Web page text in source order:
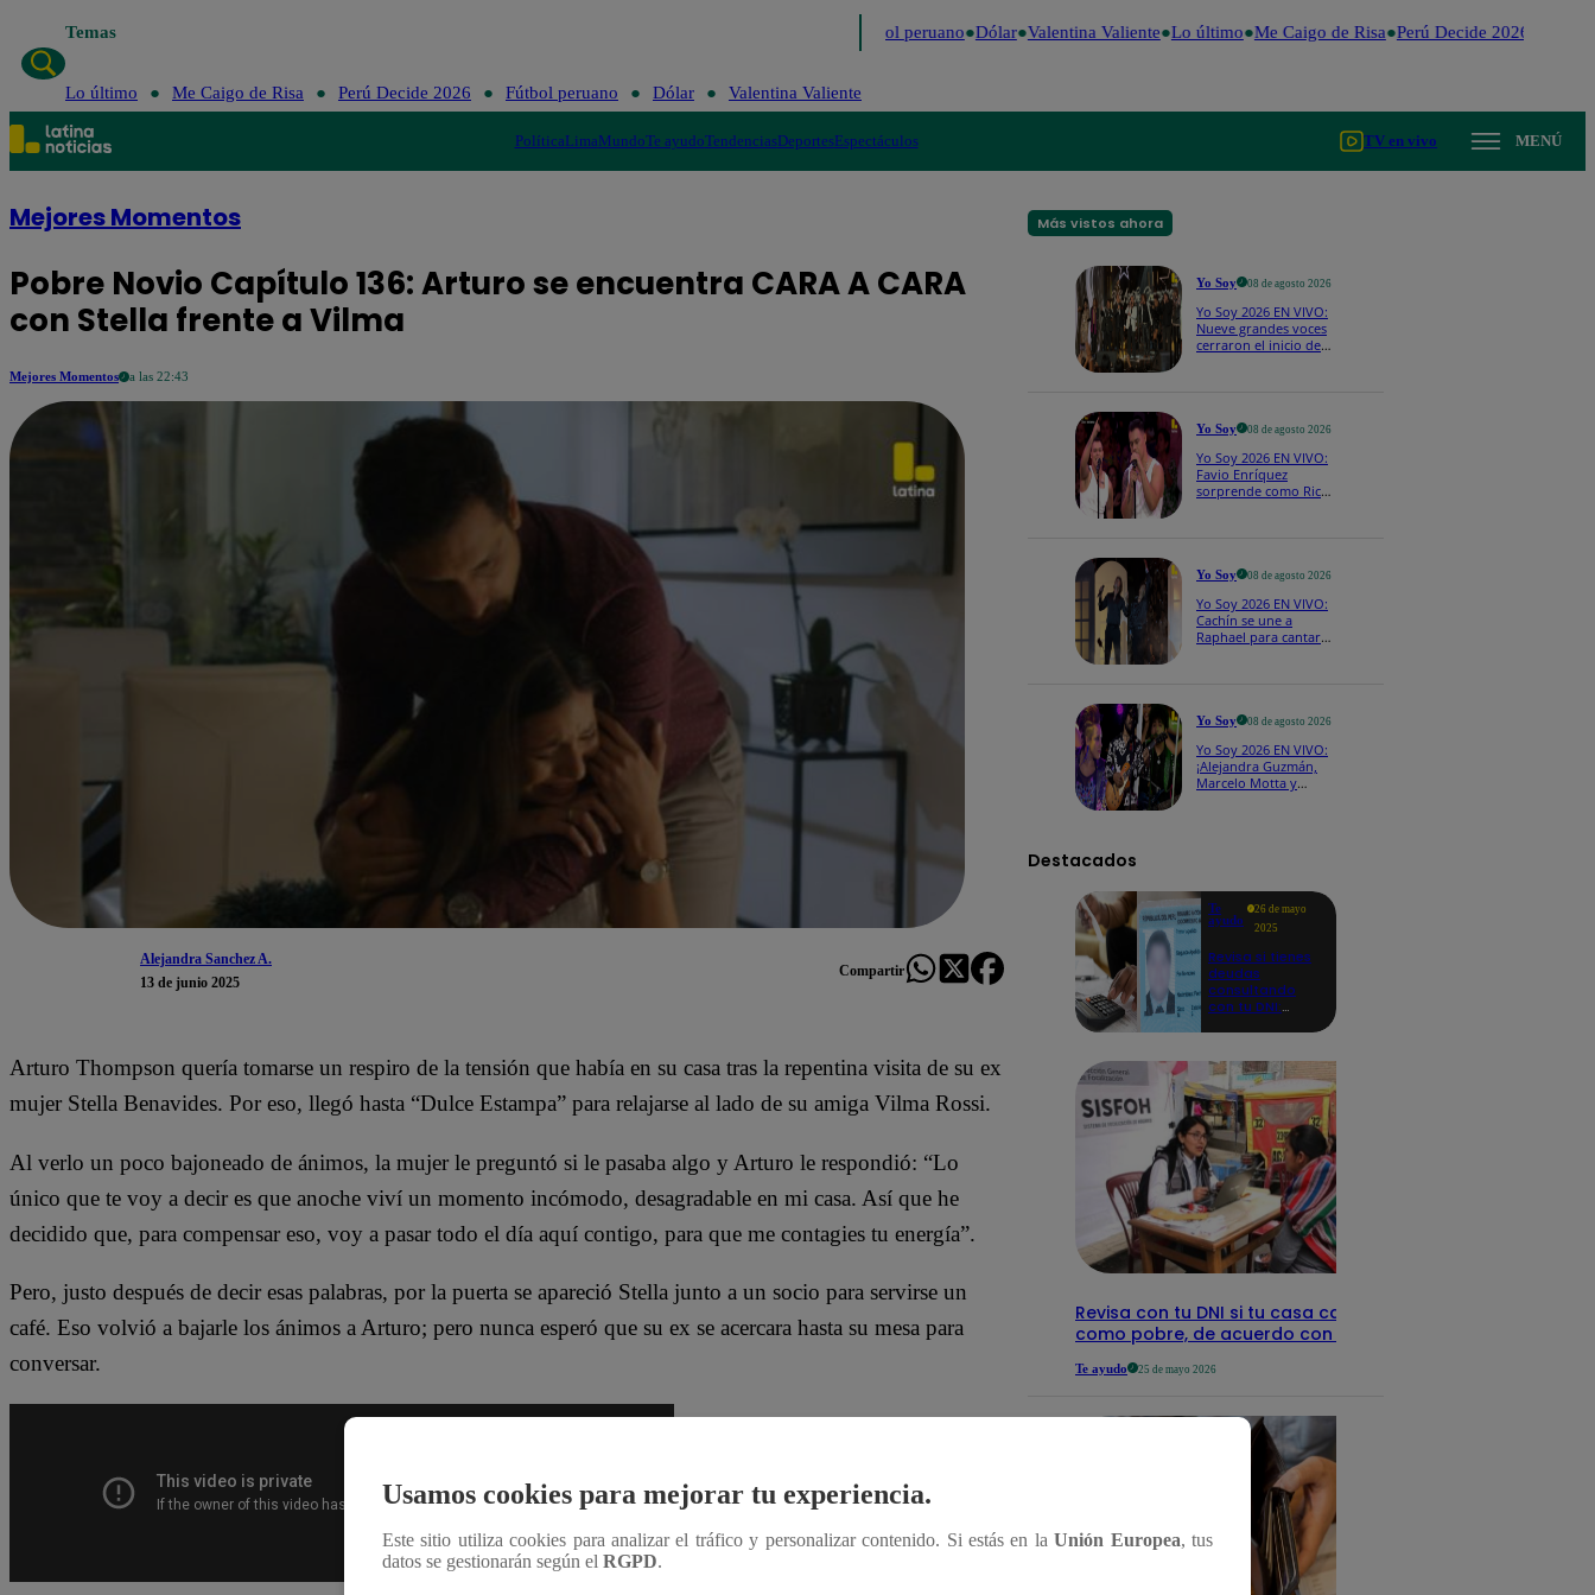
Temas Fútbol peruano Dólar Valentina Valiente Lo último Me Caigo de Risa Perú Decide 2026
Lo último Me Caigo de Risa Perú Decide 2026 Fútbol peruano Dólar Valentina Valiente
PolíticaLimaMundoTe ayudoTendenciasDeportesEspectáculos TV en vivo MENÚ
Mejores Momentos
Pobre Novio Capítulo 136: Arturo se encuentra CARA A CARA
con Stella frente a Vilma
Mejores Momentos a las 22:43
Alejandra Sanchez A.
13 de junio 2025
Compartir
Arturo Thompson quería tomarse un respiro de la tensión que había en su casa tras la repentina visita de su ex
mujer Stella Benavides. Por eso, llegó hasta “Dulce Estampa” para relajarse al lado de su amiga Vilma Rossi.
Al verlo un poco bajoneado de ánimos, la mujer le preguntó si le pasaba algo y Arturo le respondió: “Lo
único que te voy a decir es que anoche viví un momento incómodo, desagradable en mi casa. Así que he
decidido que, para compensar eso, voy a pasar todo el día aquí contigo, para que me contagies tu energía”.
Pero, justo después de decir esas palabras, por la puerta se apareció Stella junto a un socio para servirse un
café. Eso volvió a bajarle los ánimos a Arturo; pero nunca esperó que su ex se acercara hasta su mesa para
conversar.
Más vistos ahora
Yo Soy 08 de agosto 2026
Yo Soy 2026 EN VIVO:
Nueve grandes voces
cerraron el inicio de
Yo Soy 08 de agosto 2026
Yo Soy 2026 EN VIVO:
Favio Enríquez
sorprende como Ricky
Yo Soy 08 de agosto 2026
Yo Soy 2026 EN VIVO:
Cachín se une a
Raphael para cantar
Yo Soy 08 de agosto 2026
Yo Soy 2026 EN VIVO:
¡Alejandra Guzmán,
Marcelo Motta y
Destacados
Te
ayudo
26 de mayo
2025
Revisa si tienes
deudas
consultando
con tu DNI:
Revisa con tu DNI si tu casa califica
como pobre, de acuerdo con el Sisfoh
Te ayudo 25 de mayo 2026
Usamos cookies para mejorar tu experiencia.
Este sitio utiliza cookies para analizar el tráfico y personalizar contenido. Si estás en laUnión Europea, tus
datos se gestionarán según el RGPD.